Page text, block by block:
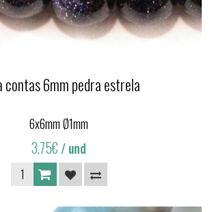
contas 6mm pedra estrela
6x6mm Ø1mm
3,75€/ und